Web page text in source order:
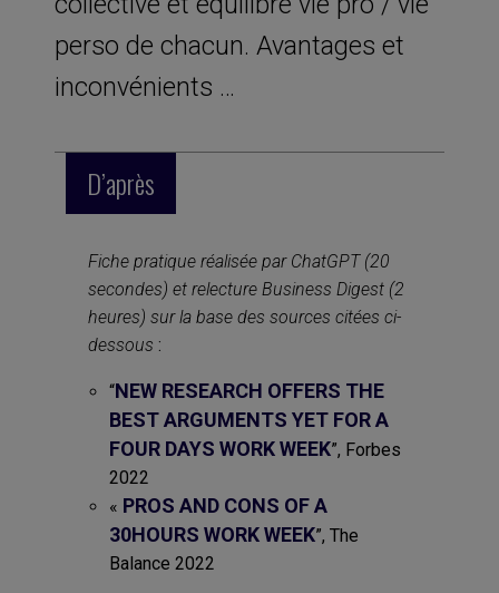
perso de chacun. Avantages et
inconvénients …
D’après
Fiche pratique réalisée par ChatGPT (20
secondes) et relecture Business Digest (2
heures) sur la base des sources citées ci-
dessous :
“NEW RESEARCH OFFERS THE
BEST ARGUMENTS YET FOR A
FOUR DAYS WORK WEEK”, Forbes
2022
« PROS AND CONS OF A
30HOURS WORK WEEK”, The
Balance 2022